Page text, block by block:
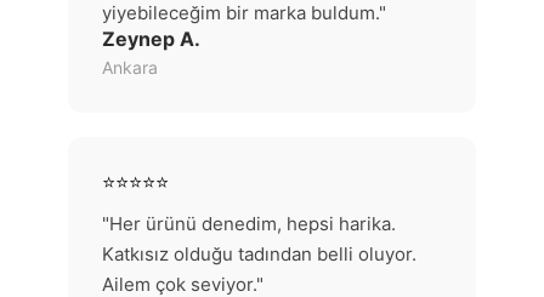
yiyebileceğim bir marka buldum."
Zeynep A.
Ankara
⭐⭐⭐⭐⭐
"Her ürünü denedim, hepsi harika.
Katkısız olduğu tadından belli oluyor.
Ailem çok seviyor."